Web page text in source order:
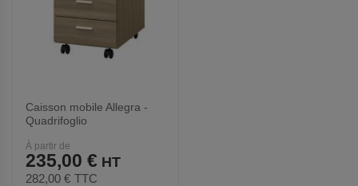
Caisson mobile Allegra -
Quadrifoglio
À partir de
235,00 €
282,00 € TTC